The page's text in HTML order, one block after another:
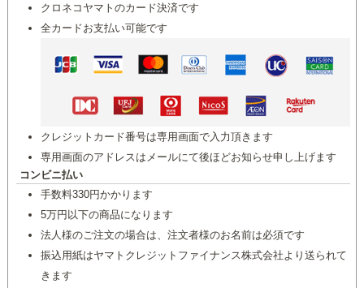
クロネコヤマトのカード決済です
全カードお支払い可能です
クレジットカード番号は専用画面で入力頂きます
専用画面のアドレスはメールにて後ほどお知らせ申し上げます
コンビニ払い
手数料330円かかります
5万円以下の商品になります
法人様のご注文の場合は、注文者様のお名前は必須です
振込用紙はヤマトクレジットファイナンス株式会社より送られて
きます